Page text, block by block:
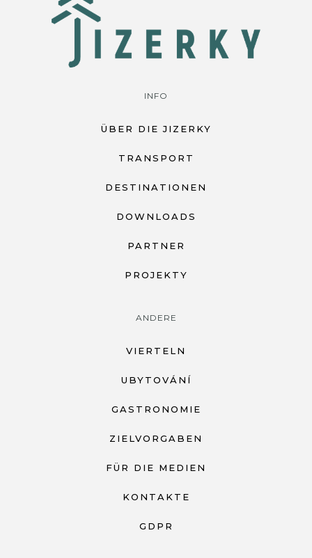
INFO
ÜBER DIE JIZERKY
TRANSPORT
DESTINATIONEN
DOWNLOADS
PARTNER
PROJEKTY
ANDERE
VIERTELN
UBYTOVÁNÍ
GASTRONOMIE
ZIELVORGABEN
FÜR DIE MEDIEN
KONTAKTE
GDPR